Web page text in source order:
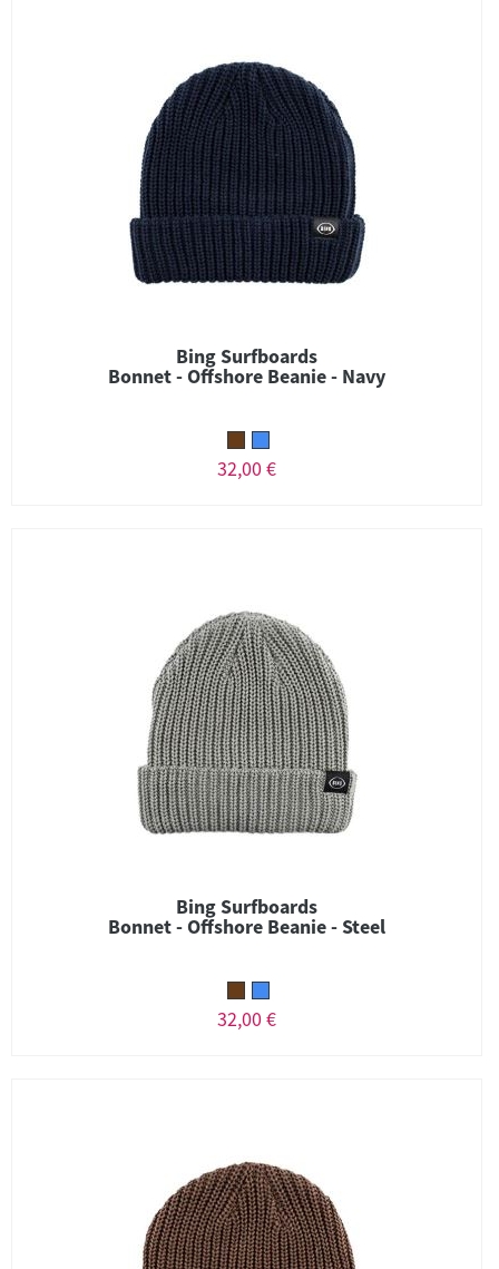
Bing Surfboards
Bonnet - Offshore Beanie - Navy
32,00 €
Bing Surfboards
Bonnet - Offshore Beanie - Steel
32,00 €